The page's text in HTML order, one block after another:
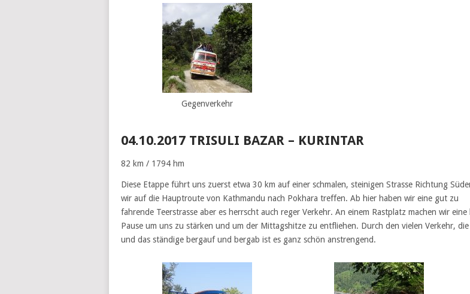
Gegenverkehr
04.10.2017 TRISULI BAZAR – KURINTAR
82 km / 1794 hm
Diese Etappe führt uns zuerst etwa 30 km auf einer schmalen, steinigen Strasse Richtung
wir auf die Hauptroute von Kathmandu nach Pokhara treffen. Ab hier haben wir eine gut zu
fahrende Teerstrasse aber es herrscht auch reger Verkehr. An einem Rastplatz machen wir eine
Pause um uns zu stärken und um der Mittagshitze zu entfliehen. Durch den vielen Verkehr,
und das ständige bergauf und bergab ist es ganz schön anstrengend.